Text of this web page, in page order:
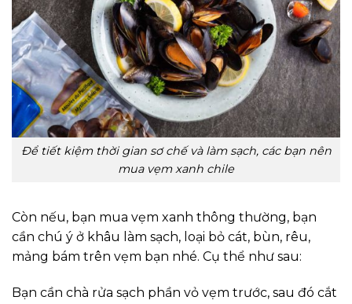
Để tiết kiệm thời gian sơ chế và làm sạch, các bạn nên
mua vẹm xanh chile
Còn nếu, bạn mua vẹm xanh thông thường, bạn
cần chú ý ở khâu làm sạch, loại bỏ cát, bùn, rêu,
mảng bám trên vẹm bạn nhé. Cụ thể như sau:
Bạn cần chà rửa sạch phần vỏ vẹm trước, sau đó cắt